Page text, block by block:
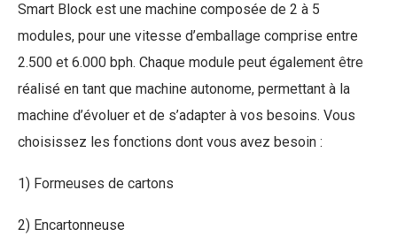
Smart Block est une machine composée de 2 à 5
modules, pour une vitesse d’emballage comprise entre
2.500 et 6.000 bph. Chaque module peut également être
réalisé en tant que machine autonome, permettant à la
machine d’évoluer et de s’adapter à vos besoins. Vous
choisissez les fonctions dont vous avez besoin :
1) Formeuses de cartons
2) Encartonneuse